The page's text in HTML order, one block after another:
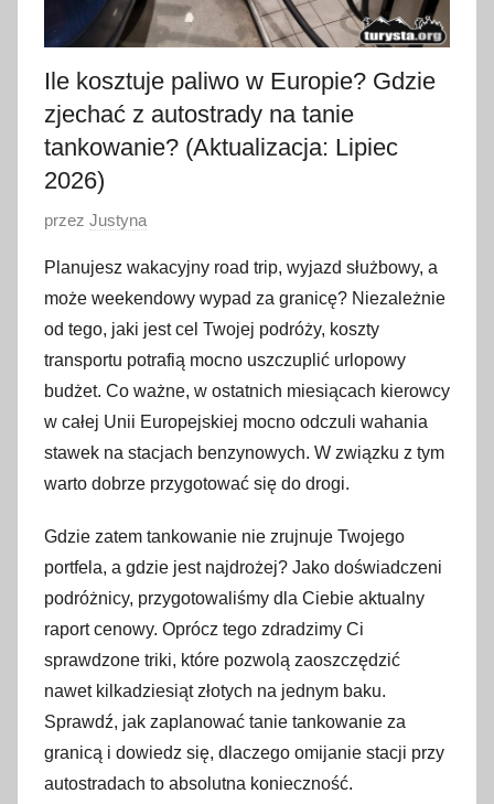
Ile kosztuje paliwo w Europie? Gdzie
zjechać z autostrady na tanie
tankowanie? (Aktualizacja: Lipiec
2026)
O
u
b
l
i
k
o
w
a
o
1
9
l
2
0
przez Justyna
Planujesz wakacyjny road trip, wyjazd służbowy, a
może weekendowy wypad za granicę? Niezależnie
od tego, jaki jest cel Twojej podróży, koszty
transportu potrafią mocno uszczuplić urlopowy
budżet. Co ważne, w ostatnich miesiącach kierowcy
w całej Unii Europejskiej mocno odczuli wahania
stawek na stacjach benzynowych. W związku z tym
warto dobrze przygotować się do drogi.
Gdzie zatem tankowanie nie zrujnuje Twojego
portfela, a gdzie jest najdrożej? Jako doświadczeni
podróżnicy, przygotowaliśmy dla Ciebie aktualny
raport cenowy. Oprócz tego zdradzimy Ci
sprawdzone triki, które pozwolą zaoszczędzić
nawet kilkadziesiąt złotych na jednym baku.
Sprawdź, jak zaplanować tanie tankowanie za
granicą i dowiedz się, dlaczego omijanie stacji przy
autostradach to absolutna konieczność.